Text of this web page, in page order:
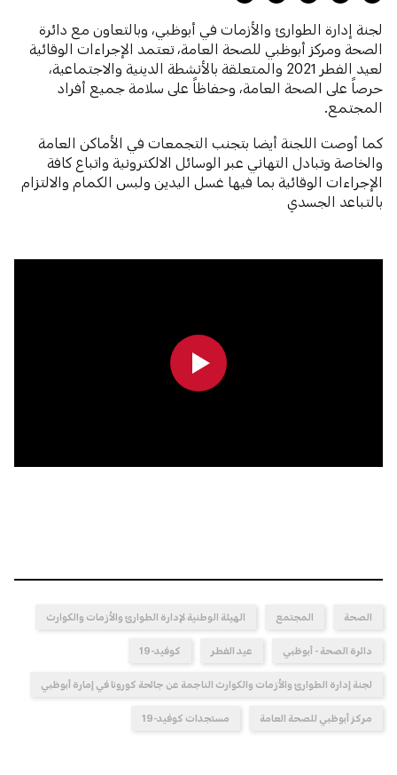
لجنة إدارة الطوارئ والأزمات في أبوظبي، وبالتعاون مع دائرة
الصحة ومركز أبوظبي للصحة العامة، تعتمد الإجراءات الوقائية
لعيد الفطر 2021 والمتعلقة بالأنشطة الدينية والاجتماعية،
حرصاً على الصحة العامة، وحفاظاً على سلامة جميع أفراد
المجتمع.
كما أوصت اللجنة أيضا بتجنب التجمعات في الأماكن العامة
والخاصة وتبادل التهاني عبر الوسائل الالكترونية واتباع كافة
الإجراءات الوقائية بما فيها غسل اليدين ولبس الكمام والالتزام
بالتباعد الجسدي
الصحة المجتمع الهيئة الوطنية لإدارة الطوارئ والأزمات والكوارث
دائرة الصحة - أبوظبي عيد الفطر كوفيد-19
لجنة إدارة الطوارئ والأزمات والكوارث الناجمة عن جائحة كورونا في إمارة أبوظبي
مركز أبوظبي للصحة العامة مستجدات كوفيد-19